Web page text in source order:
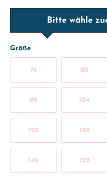
Bitte wähle
Größe
74 80
98 104
122 128
146 152